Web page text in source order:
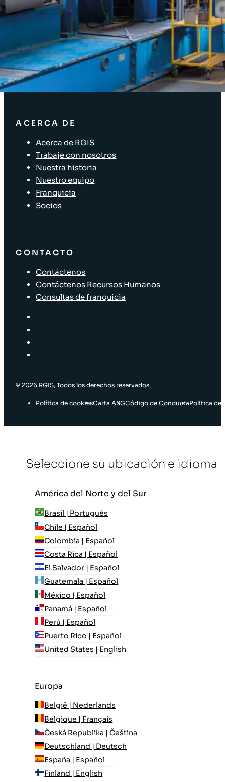
SOLUCIONES
Soluciones de inventario
Soluciones empresariales
Soluciones para la cadena de suministro
Etiquetado de activos
Soluciones para el sector minorista
ACERCA DE
Acerca de RGIS
Trabaje con nosotros
Nuestra historia
Nuestro equipo
Franquicia
Socios
CONTACTO
Contáctenos
Contáctenos Recursos Humanos
Consultas de franquicia
© 2026 RGIS, Todos los derechos reservados.
Política de cookiesCarta ASGCódigo de ConductaPolítica de
Seleccione su ubicación e idioma
América del Norte y del Sur
Brasil | Português
Chile | Español
Colombia | Español
Costa Rica | Español
El Salvador | Español
Guatemala | Español
México | Español
Panamá | Español
Perú | Español
Puerto Rico | Español
United States | English
Europa
België | Nederlands
Belgique | Français
Česká Republika | Čeština
Deutschland | Deutsch
España | Español
Finland | English